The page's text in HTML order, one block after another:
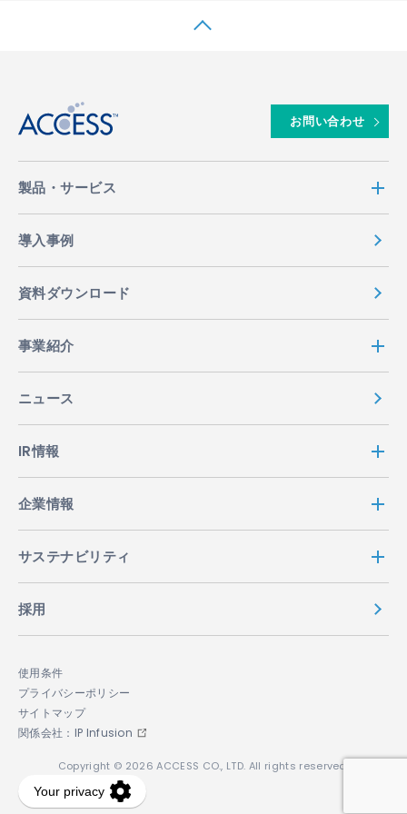
お問い合わせ
製品・サービス
導入事例
資料ダウンロード
事業紹介
ニュース
IR情報
企業情報
サステナビリティ
採用
使用条件
プライバシーポリシー
サイトマップ
関係会社：IP Infusion
Copyright © 2026 ACCESS CO., LTD. All rights reserved.